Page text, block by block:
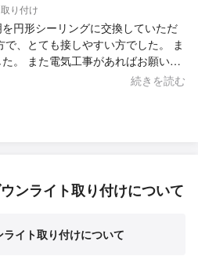
り付け
円形シーリングに交換していただ
願いし
続きを読む
ンライト取り付けについて
イト取り付けについて